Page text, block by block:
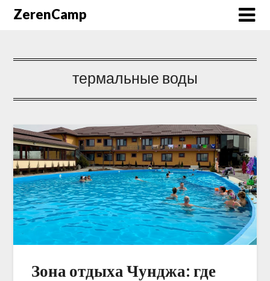
ZerenCamp
термальные воды
Зона отдыха Чунджа: где